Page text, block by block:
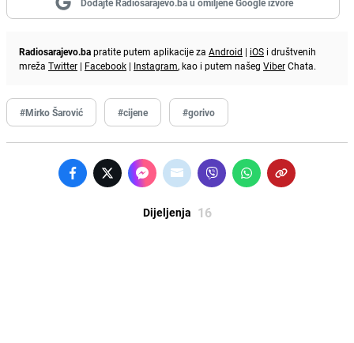
Radiosarajevo.bapratite putem aplikacije za Android | iOS i društvenih
mreža Twitter | Facebook | Instagram, kao i putem našeg ViberChata.
#Mirko Šarović #cijene #gorivo
Dijeljenja 16